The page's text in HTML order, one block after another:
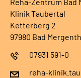
Klinik Taubertal
Ketterberg 2
97980 Bad
07931 591-0
reha-